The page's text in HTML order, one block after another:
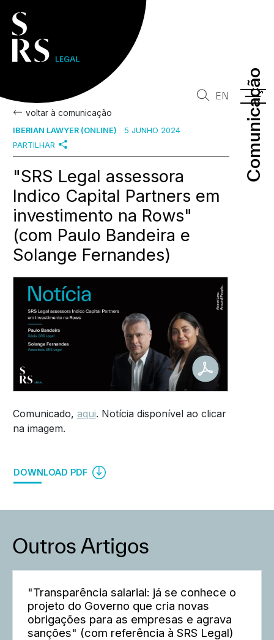
Comunicação
Comunicação
EN
voltar à comunicação
IBERIAN LAWYER (ONLINE)
5 JUNHO 2024
PARTILHAR
"SRS Legal assessora
Indico Capital Partners em
investimento na Rows"
(com Paulo Bandeira e
Solange Fernandes)
Comunicado, aqui. Notícia disponível ao clicar
na imagem.
DOWNLOAD PDF
Outros Artigos
"Transparência salarial: já se conhece o
projeto do Governo que cria novas
obrigações para as empresas e agrava
sanções" (com referência à SRS Legal)